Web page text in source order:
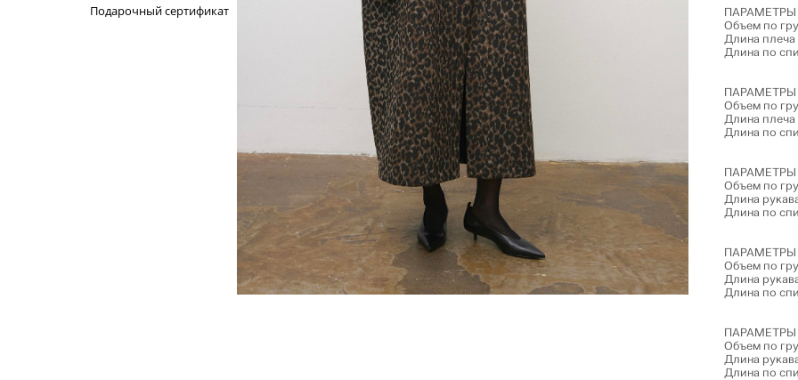
Подарочный сертификат
ПАРАМЕТРЫ
Объем по
Длина плеча
Длина по
ПАРАМЕТРЫ
Объем по
Длина плеча
Длина по
Объем по
Длина
Длина по
ПАРАМЕТРЫ
Объем по
Длина
Длина по
ПАРАМЕТРЫ
Объем по
Длина
Длина по